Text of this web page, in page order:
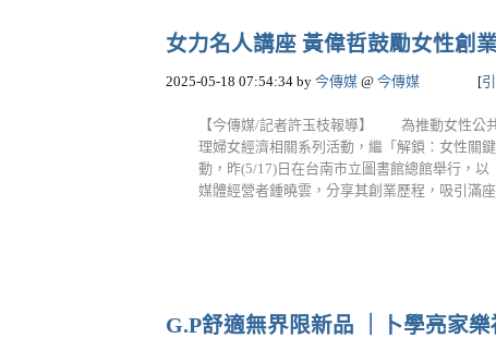
女力名人講座 黃偉哲鼓勵女性創
2025-05-18 07:54:34 by 今傳媒 @ 今傳媒 [
【今傳媒/記者許玉枝報導】 為推動女性公
理婦女經濟相關系列活動，繼「解鎖：女性關
動，昨(5/17)日在台南市立圖書館總館舉行，
媒體經營者鍾曉雲，分享其創業歷程，吸引滿
G.P舒適無界限新品 ｜卜學亮家